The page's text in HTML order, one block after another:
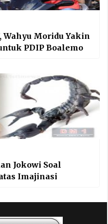
Wahyu Moridu Yakin
PDIP Boalemo
Jokowi Soal
Imajinasi